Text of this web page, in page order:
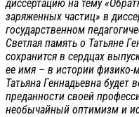
диссертацию на тему
заряженных частиц» в
государственном
Светлая память о Татьяне
сохранится в сердцах
ее имя – в истории физико-
Татьяна Геннадьевна будет
преданности своей
необычайный оптимизм и